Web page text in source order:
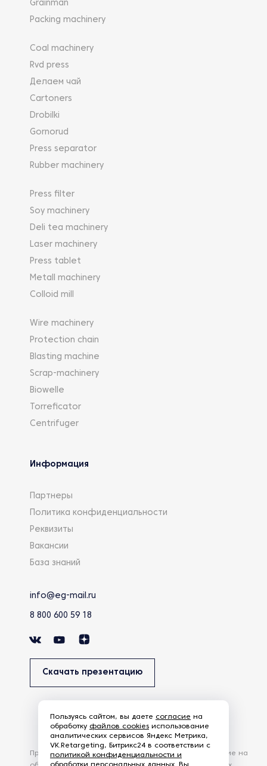
Grainman
Packing machinery
Coal machinery
Rvd press
Делаем чай
Cartoners
Drobilki
Gornorud
Press separator
Rubber machinery
Press filter
Soy machinery
Deli tea machinery
Laser machinery
Press tablet
Metall machinery
Colloid mill
Wire machinery
Protection chain
Blasting machine
Scrap-machinery
Biowelle
Torreficator
Centrifuger
Информация
Партнеры
Политика конфиденциальности
Реквизиты
Вакансии
База знаний
info@eg-mail.ru
8 800 600 59 18
Скачать презентацию
Продолжая использовать наш сайт, вы даете согласие на
Пользуясь сайтом, вы даете согласие на
обработку файлов cookies использование
аналитических сервисов Яндекс Метрика,
VK.Retargeting, Битрикс24 в соответствии с
политикой конфиденциальности и